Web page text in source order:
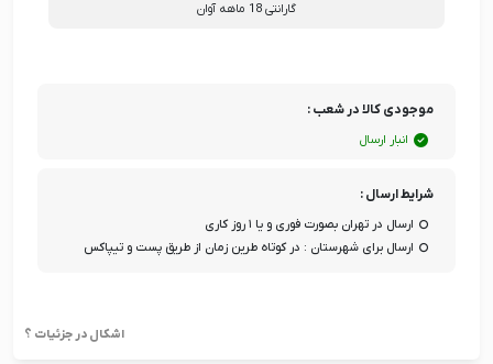
گارانتی 18 ماهه آوان
موجودی کالا در شعب :
انبار ارسال
شرایط ارسال :
ارسال در تهران بصورت فوری و یا ۱ روز کاری
ارسال برای شهرستان : در کوتاه طرین زمان از طریق پست و تیپاکس
اشکال در جزئیات ؟